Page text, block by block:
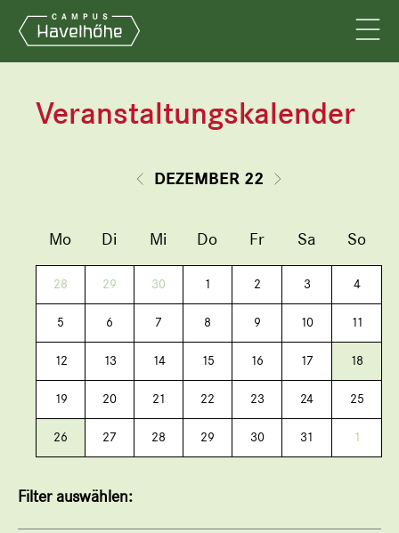
Veranstaltungskalender
DEZEMBER 22
Mo Di Mi Do Fr Sa So
28 29 30 1 2 3 4
5 6 7 8 9 10 11
12 13 14 15 16 17 18
19 20 21 22 23 24 25
26 27 28 29 30 31 1
Filter auswählen: